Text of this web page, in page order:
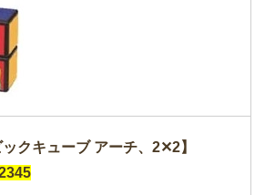
ックキューブ アーチ、2✕2】